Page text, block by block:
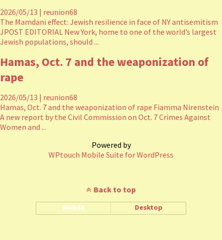
2026/05/13 | reunion68
The Mamdani effect: Jewish resilience in face of NY antisemitism
JPOST EDITORIAL New York, home to one of the world’s largest
Jewish populations, should ...
Hamas, Oct. 7 and the weaponization of
rape
2026/05/13 | reunion68
Hamas, Oct. 7 and the weaponization of rape Fiamma Nirenstein
A new report by the Civil Commission on Oct. 7 Crimes Against
Women and ...
Powered by
WPtouch Mobile Suite for WordPress
Back to top
Mobile Desktop